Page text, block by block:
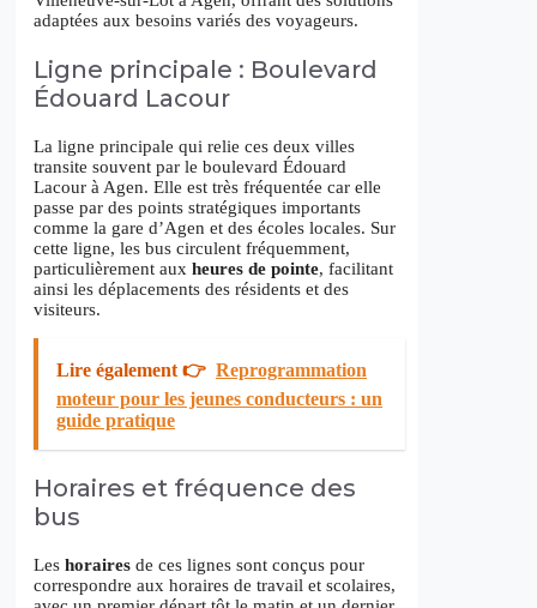
adaptées aux besoins variés des voyageurs.
Ligne principale : Boulevard
Édouard Lacour
La ligne principale qui relie ces deux villes
transite souvent par le boulevard Édouard
Lacour à Agen. Elle est très fréquentée car elle
passe par des points stratégiques importants
comme la gare d’Agen et des écoles locales. Sur
cette ligne, les bus circulent fréquemment,
particulièrement aux heures de pointe, facilitant
ainsi les déplacements des résidents et des
visiteurs.
Lire également 👉 Reprogrammation
moteur pour les jeunes conducteurs : un
guide pratique
Horaires et fréquence des
bus
Les horaires de ces lignes sont conçus pour
correspondre aux horaires de travail et scolaires,